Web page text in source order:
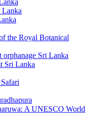
Lanka
the Royal Botanical
orphanage Sri Lanka
Sri Lanka
A UNESCO World